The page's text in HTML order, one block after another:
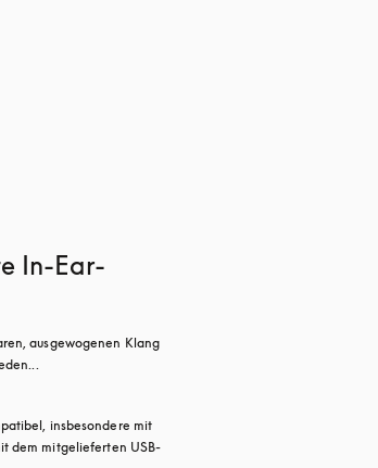
In-Ear-
ausgewogenen Klang
insbesondere mit
dem mitgelieferten USB-